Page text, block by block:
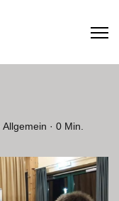
Allgemein · 0 Min.